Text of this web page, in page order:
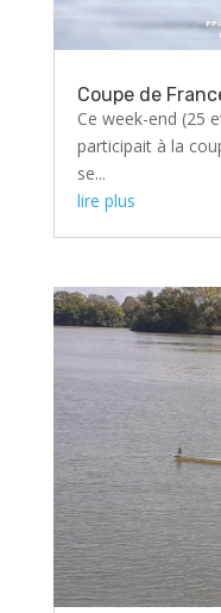
Coupe de
Ce week-end (25
participait à la
se...
lire plus